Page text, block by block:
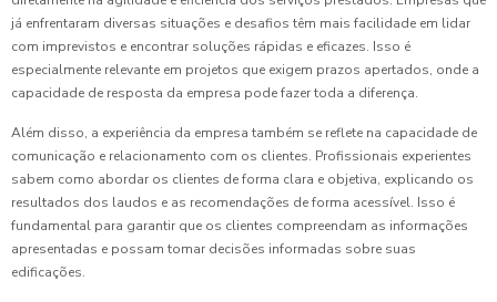
já enfrentaram diversas situações e desafios têm mais facilidade em lidar
com imprevistos e encontrar soluções rápidas e eficazes. Isso é
especialmente relevante em projetos que exigem prazos apertados, onde a
capacidade de resposta da empresa pode fazer toda a diferença.
Além disso, a experiência da empresa também se reflete na capacidade de
comunicação e relacionamento com os clientes. Profissionais experientes
sabem como abordar os clientes de forma clara e objetiva, explicando os
resultados dos laudos e as recomendações de forma acessível. Isso é
fundamental para garantir que os clientes compreendam as informações
apresentadas e possam tomar decisões informadas sobre suas
edificações.